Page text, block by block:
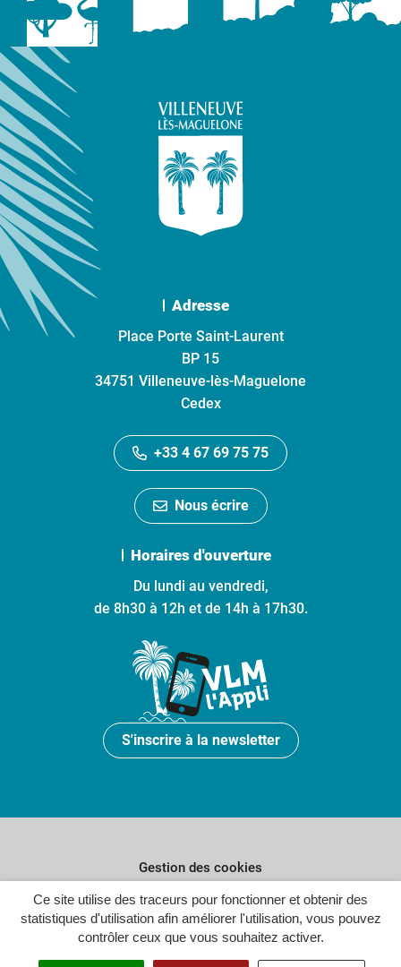
Ce site utilise des traceurs pour fonctionner et obtenir des
statistiques d'utilisation afin améliorer l'utilisation, vous pouvez
contrôler ceux que vous souhaitez activer.
Adresse
Place Porte Saint-Laurent
BP 15
34751 Villeneuve-lès-Maguelone
Cedex
+33 4 67 69 75 75
Nous écrire
Horaires d'ouverture
Du lundi au vendredi,
de 8h30 à 12h et de 14h à 17h30.
S'inscrire à la newsletter
Gestion des cookies
Plan du site
Politique de confidentialité